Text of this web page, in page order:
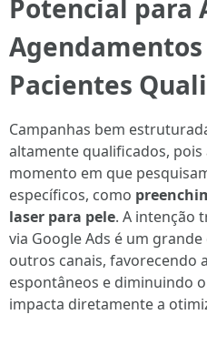
Potencial para
Pacientes
Campanhas bem
altamente qualificados,
momento em que
específicos, como
laser para pele. A intenção
via Google Ads é um
outros canais, favorecendo
espontâneos e diminuindo
impacta diretamente a